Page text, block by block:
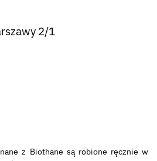
2/1
z Biothane są robione ręcznie w